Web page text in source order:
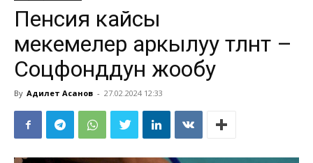
Пенсия кайсы
мекемелер аркылуу төлөнөт –
Соцфонддун жообу
By Адилет Асанов - 27.02.2024 12:33